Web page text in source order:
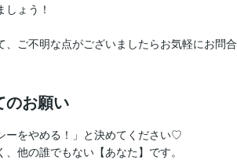
ょう！
、ご不明な点がございましたらお気軽にお問合
のお願い
ーをやめる！」と決めてください♡
他の誰でもない【あなた】です。